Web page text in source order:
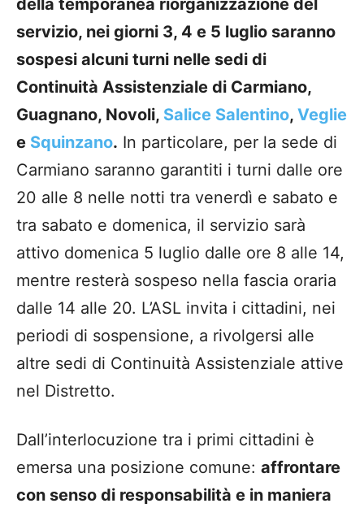
della temporanea riorganizzazione del
servizio, nei giorni 3, 4 e 5 luglio saranno
sospesi alcuni turni nelle sedi di
Continuità Assistenziale di Carmiano,
Guagnano, Novoli, Salice Salentino, Veglie
e Squinzano. In particolare, per la sede di
Carmiano saranno garantiti i turni dalle ore
20 alle 8 nelle notti tra venerdì e sabato e
tra sabato e domenica, il servizio sarà
attivo domenica 5 luglio dalle ore 8 alle 14,
mentre resterà sospeso nella fascia oraria
dalle 14 alle 20. L’ASL invita i cittadini, nei
periodi di sospensione, a rivolgersi alle
altre sedi di Continuità Assistenziale attive
nel Distretto.
Dall’interlocuzione tra i primi cittadini è
emersa una posizione comune: affrontare
con senso di responsabilità e in maniera